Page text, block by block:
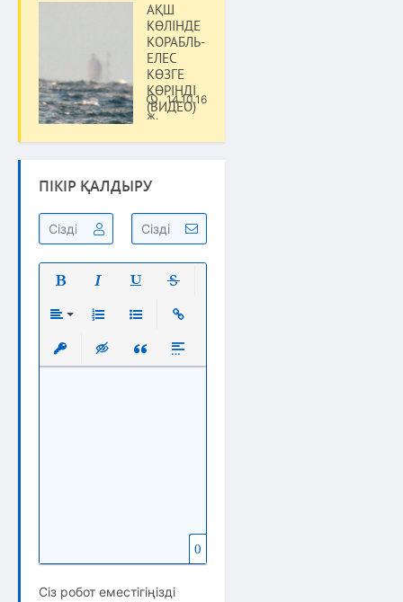
АҚШ
КӨЛІНДЕ
КОРАБЛЬ-
ЕЛЕС
КӨЗГЕ
КӨРІНДІ
(ВИДЕО)
14.10.16
ж.
ПІКІР ҚАЛДЫРУ
Вставить защищенную ссылку
Вставка скрытого текста
Вставка цитаты
Вставка спойлера
0
Сіз робот еместігіңізді